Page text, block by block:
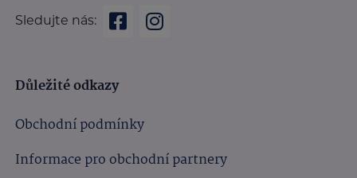
Sledujte nás:
Důležité odkazy
Obchodní podmínky
Informace pro obchodní partnery